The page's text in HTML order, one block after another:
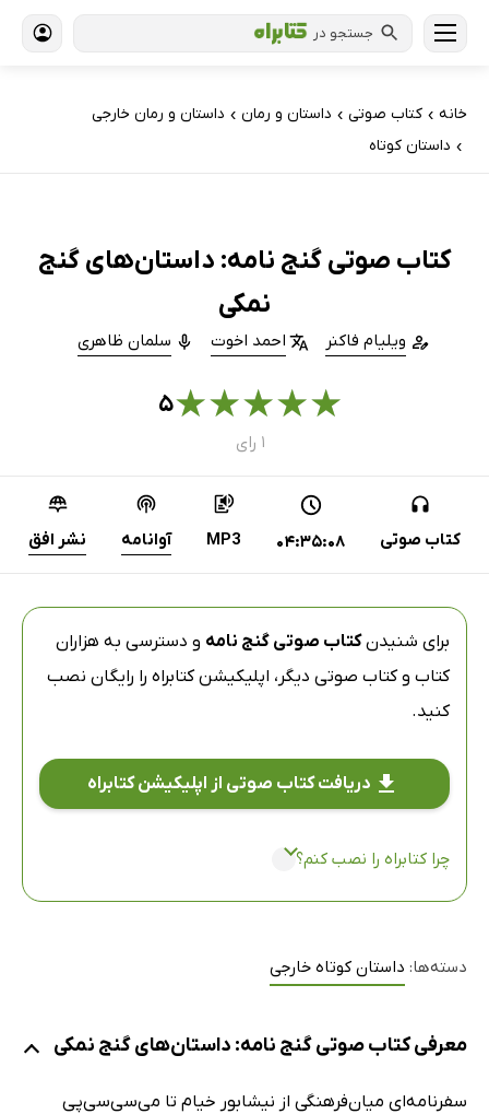
جستجو در
خانه › کتاب‌ صوتی › داستان و رمان › داستان و رمان خارجی
› داستان کوتاه
کتاب صوتی گنج نامه: داستان‌های گنج
نمکی
ویلیام فاکنر احمد اخوت سلمان ظاهری
★
★
★
★
★۵
۱ رای
کتاب صوتی 04:35:08
MP3 آوانامه نشر افق
برای شنیدنکتاب صوتی گنج نامه و دسترسی به هزاران
کتاب و کتاب صوتی دیگر، اپلیکیشن کتابراه را رایگان نصب
کنید.
دریافت کتاب صوتی از اپلیکیشن کتابراه
چرا کتابراه را نصب کنم؟
دسته‌ها: داستان کوتاه خارجی
معرفی کتاب صوتی گنج نامه: داستان‌های گنج نمکی
سفرنامه‌ای میان‌فرهنگی از نیشابور خیام تا می‌سی‌سی‌پی